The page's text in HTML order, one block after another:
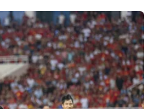
Tripoli trước